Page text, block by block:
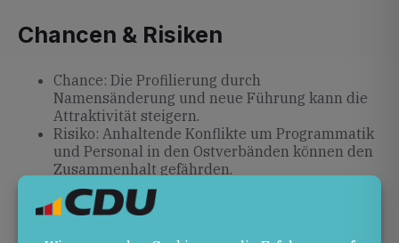
Chancen & Risiken
Chance: Die Profilierung durch
Namensänderung und neue Führung kann die
Attraktivität steigern.
Risiko: Anhaltende Konflikte um Programmatik
und Personal in den Ostverbänden können den
Zusammenhalt gefährden.
Ausblick